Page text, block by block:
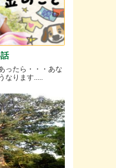
ったら・・・あな
なります.....